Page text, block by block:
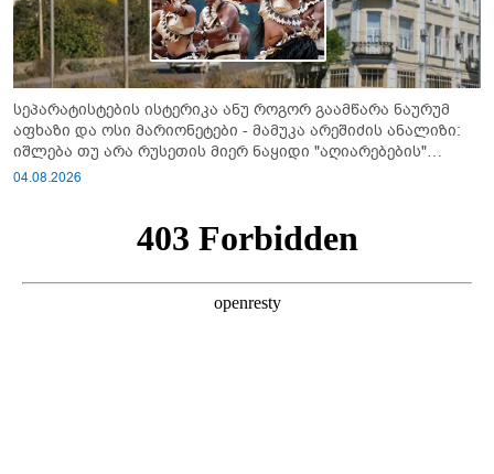
სეპარატისტების ისტერიკა ანუ როგორ გაამწარა ნაურუმ
აფხაზი და ოსი მარიონეტები - მამუკა არეშიძის ანალიზი:
იშლება თუ არა რუსეთის მიერ ნაყიდი "აღიარებების"
სისტემა?!
04.08.2026